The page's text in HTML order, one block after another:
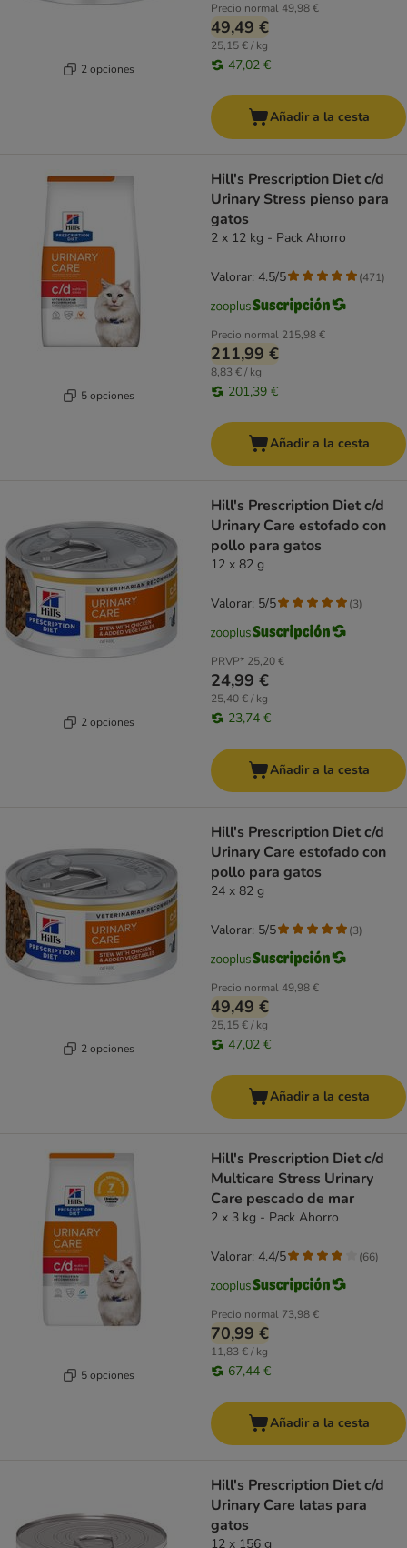
2 opciones
Precio normal49,98 €
49,49 €
25,15 € / kg
47,02 €
Añadir a la cesta
5 opciones
Hill's Prescription Diet c/d
Urinary Stress pienso para
gatos
2 x 12 kg - Pack Ahorro
Precio normal 215,98 €
211,99 €
8,83 € / kg
201,39 €
Valorar: 4.5/5 (471)
Añadir a la cesta
2 opciones
Hill's Prescription Diet c/d
Urinary Care estofado con
pollo para gatos
12 x 82 g
PRVP* 25,20 €
24,99 €
25,40 € / kg
23,74 €
Valorar: 5/5 (3)
Añadir a la cesta
2 opciones
Hill's Prescription Diet c/d
Urinary Care estofado con
pollo para gatos
24 x 82 g
Precio normal49,98 €
49,49 €
25,15 € / kg
47,02 €
Valorar: 5/5 (3)
Añadir a la cesta
5 opciones
Hill's Prescription Diet c/d
Multicare Stress Urinary
Care pescado de mar
2 x 3 kg - Pack Ahorro
Precio normal 73,98 €
70,99 €
11,83 € / kg
67,44 €
Valorar: 4.4/5 (66)
Añadir a la cesta
Hill's Prescription Diet c/d
Urinary Care latas para
gatos
12 x 156 g